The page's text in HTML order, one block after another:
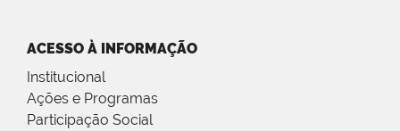
ACESSO À INFORMAÇÃO
Institucional
Ações e Programas
Participação Social